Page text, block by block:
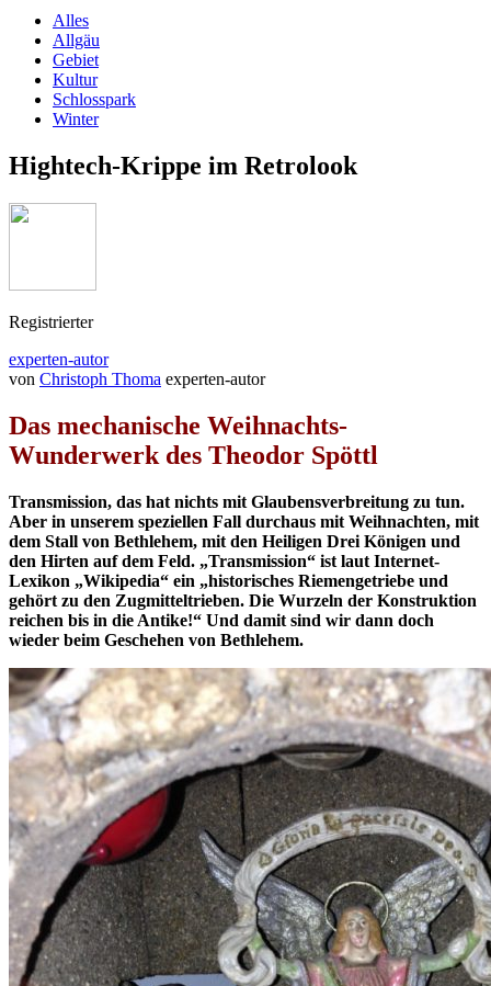
Alles
Allgäu
Gebiet
Kultur
Schlosspark
Winter
Hightech-Krippe im Retrolook
Registrierter
experten-autor
von Christoph Thoma experten-autor
Das mechanische Weihnachts-
Wunderwerk des Theodor Spöttl
Transmission, das hat nichts mit Glaubensverbreitung zu tun.
Aber in unserem speziellen Fall durchaus mit Weihnachten, mit
dem Stall von Bethlehem, mit den Heiligen Drei Königen und
den Hirten auf dem Feld. „Transmission“ ist laut Internet-
Lexikon „Wikipedia“ ein „historisches Riemengetriebe und
gehört zu den Zugmitteltrieben. Die Wurzeln der Konstruktion
reichen bis in die Antike!“ Und damit sind wir dann doch
wieder beim Geschehen von Bethlehem.